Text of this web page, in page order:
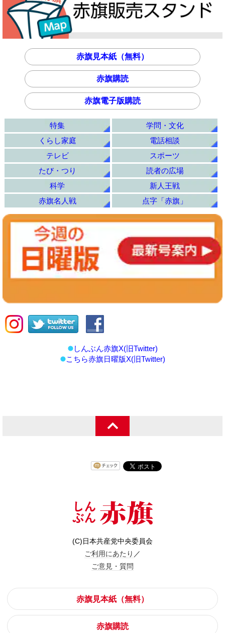
赤旗見本紙（無料）
赤旗購読
赤旗電子版購読
特集
学問・文化
くらし家庭
電話相談
テレビ
スポーツ
たび・つり
読者の広場
科学
新人王戦
赤旗名人戦
点字「赤旗」
しんぶん赤旗X(旧Twitter)
こちら赤旗日曜版X(旧Twitter)
(C)日本共産党中央委員会
ご利用にあたり ／
ご意見・質問
赤旗見本紙（無料）
赤旗購読